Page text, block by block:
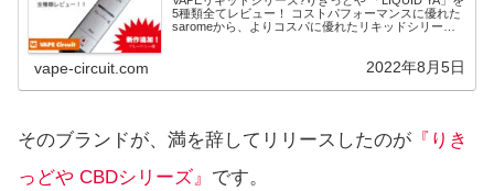
5種類全てレビュー！ コストパフォーマンスに優れた
saromeから、よりコスパに優れたリキッドシリーズ
vape-circuit.com 2022年8月5日
そのブランドが、満を辞してリリースしたのが 『りき
っどや CBDシリーズ』 です。